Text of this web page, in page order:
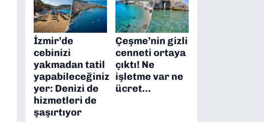
İzmir’de
cebinizi
yakmadan tatil
yapabileceğiniz
yer: Denizi de
hizmetleri de
şaşırtıyor
Çeşme’nin gizli
cenneti ortaya
çıktı! Ne
işletme var ne
ücret…